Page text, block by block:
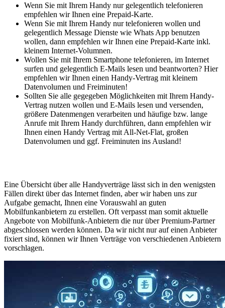
Wenn Sie mit Ihrem Handy nur gelegentlich telefonieren
empfehlen wir Ihnen eine Prepaid-Karte.
Wenn Sie mit Ihrem Handy nur telefonieren wollen und
gelegentlich Message Dienste wie Whats App benutzen
wollen, dann empfehlen wir Ihnen eine Prepaid-Karte inkl.
kleinem Internet-Volumnen.
Wollen Sie mit Ihrem Smartphone telefonieren, im Internet
surfen und gelegentlich E-Mails lesen und beantworten? Hier
empfehlen wir Ihnen einen Handy-Vertrag mit kleinem
Datenvolumen und Freiminuten!
Sollten Sie alle gegegeben Möglichkeiten mit Ihrem Handy-
Vertrag nutzen wollen und E-Mails lesen und versenden,
größere Datenmengen verarbeiten und häufige bzw. lange
Anrufe mit Ihrem Handy durchführen, dann empfehlen wir
Ihnen einen Handy Vertrag mit All-Net-Flat, großen
Datenvolumen und ggf. Freiminuten ins Ausland!
Eine Übersicht über alle Handyverträge lässt sich in den wenigsten
Fällen direkt über das Internet finden, aber wir haben uns zur
Aufgabe gemacht, Ihnen eine Vorauswahl an guten
Mobilfunkanbietern zu erstellen. Oft verpasst man somit aktuelle
Angebote von Mobilfunk-Anbietern die nur über Premium-Partner
abgeschlossen werden können. Da wir nicht nur auf einen Anbieter
fixiert sind, können wir Ihnen Verträge von verschiedenen Anbietern
vorschlagen.